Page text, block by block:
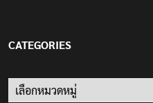
CATEGORIES
Categories